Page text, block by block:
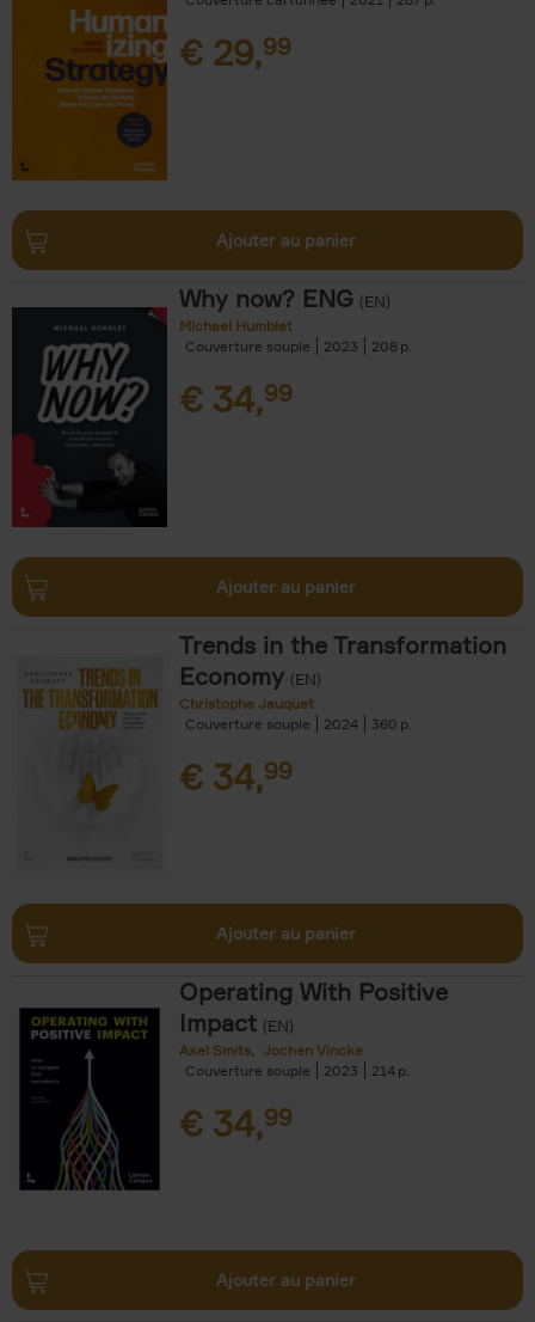
€ 29,99
Ajouter au panier
Why now? ENG (EN)
Michael Humblet
Couverture souple
2023 208
€ 34,99
Ajouter au panier
Trends in the Transformation
Economy (EN)
Christophe Jauquet
Couverture souple
2024 360
€ 34,99
Ajouter au panier
Operating With Positive
Impact (EN)
Axel Smits
Jochen Vincke
Couverture souple
2023 214
€ 34,99
Ajouter au panier